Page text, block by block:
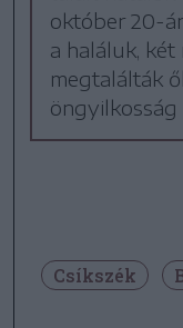
október 20-
a haláluk,
megtalálták
Csíkszék